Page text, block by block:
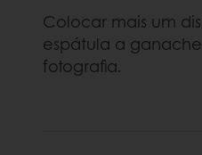
Colocar mais um
espátula a
fotografia.